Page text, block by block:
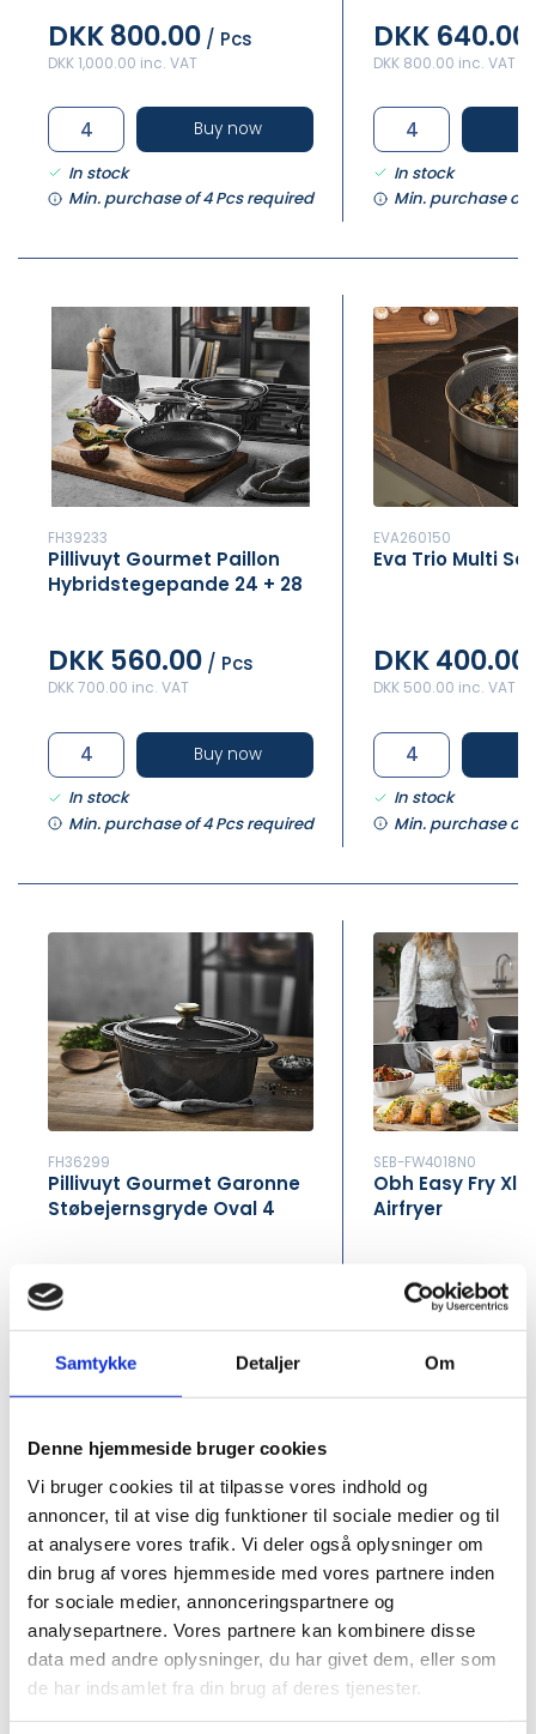
Samtykke Detaljer Om
Denne hjemmeside bruger cookies
Vi bruger cookies til at tilpasse vores indhold og
annoncer, til at vise dig funktioner til sociale medier og til
at analysere vores trafik. Vi deler også oplysninger om
din brug af vores hjemmeside med vores partnere inden
for sociale medier, annonceringspartnere og
analysepartnere. Vores partnere kan kombinere disse
data med andre oplysninger, du har givet dem, eller som
de har indsamlet fra din brug af deres tjenester.
DKK 800.00 / Pcs
DKK 1,000.00 inc. VAT
Buy now
In stock
Min. purchase of 4 Pcs required
DKK 640.00
DKK 800.00 inc. VAT
In stock
Min. purchase of
FH39233
Pillivuyt Gourmet Paillon
Hybridstegepande 24 + 28
DKK 560.00 / Pcs
DKK 700.00 inc. VAT
Buy now
In stock
Min. purchase of 4 Pcs required
EVA260150
Eva Trio Multi
DKK 400.00
DKK 500.00 inc. VAT
In stock
Min. purchase of
FH36299
Pillivuyt Gourmet Garonne
Støbejernsgryde Oval 4
DKK 300.00
DKK 375.00 inc. VAT
Min. purchase of 4 Pcs required
SEB-FW4018N0
Obh Easy Fry Xl
Airfryer
DKK 800.00
DKK 1,000.00 inc. VAT